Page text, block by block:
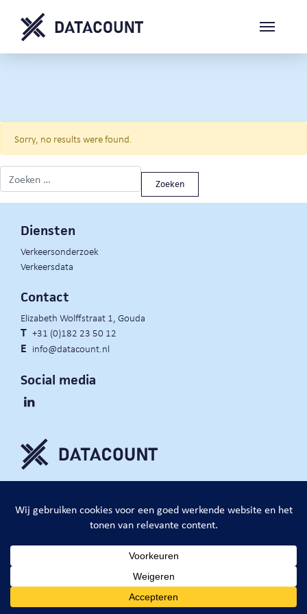
Sorry, no results were found.
Zoeken naar:
Diensten
Verkeersonderzoek
Verkeersdata
Contact
Elizabeth Wolffstraat 1, Gouda
T +31 (0)182 23 50 12
E info@datacount.nl
Social media
DataCount B.V.
privacy policy
algemene voorwaarden